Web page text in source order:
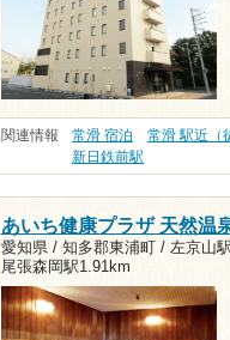
関連情報 常滑 宿泊 常滑 駅近（
新日鉄前駅
あいち健康プラザ 天然温
愛知県 / 知多郡東浦町 / 左京山
尾張森岡駅1.91km